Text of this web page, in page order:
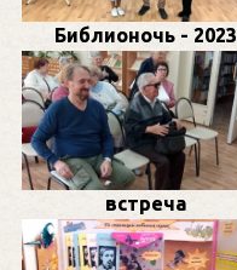
Библионочь - 2023
встреча